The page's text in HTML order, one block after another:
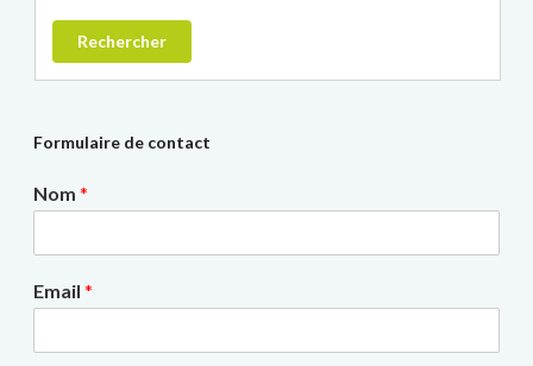
Rechercher
Formulaire de contact
Nom *
Email *